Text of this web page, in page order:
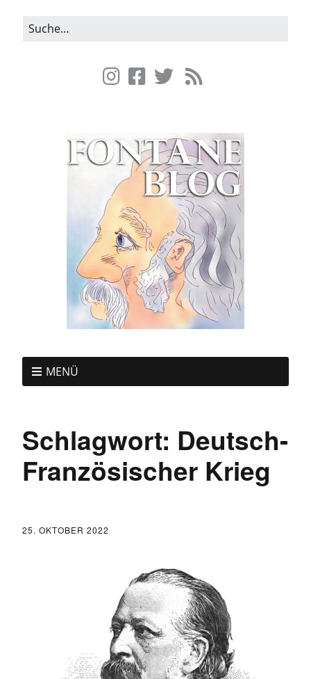
MENÜ
Schlagwort: Deutsch-
Französischer Krieg
25. OKTOBER 2022